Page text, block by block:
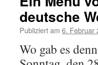
deutsche
Publiziert am 6. Februar
Wo gab es